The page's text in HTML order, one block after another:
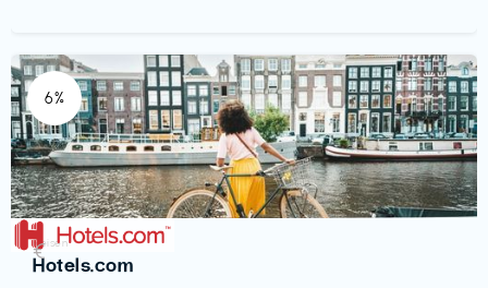
6%
Reisen
Hotels.com
€‎